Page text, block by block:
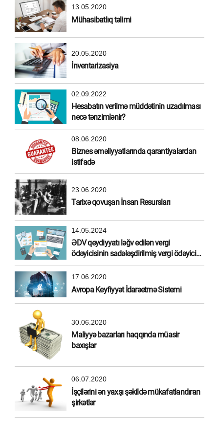
13.05.2020
Mühasibatlıq təlimi
20.05.2020
İnventarizasiya
02.09.2022
Hesabatın verilmə müddətinin uzadılması
necə tənzimlənir?
08.06.2020
Biznes əməliyyatlarında qarantiyalardan
istifadə
23.06.2020
Tarixə qovuşan İnsan Resursları
14.05.2024
ƏDV qeydiyyatı ləğv edilən vergi
ödəyicisinin sadələşdirilmiş vergi ödəyicisi
olma hüququ
17.06.2020
Avropa Keyfiyyət İdarəetmə Sistemi
30.06.2020
Maliyyə bazarları haqqında müasir
baxışlar
06.07.2020
İşçilərini ən yaxşı şəkildə mükafatlandıran
şirkətlər